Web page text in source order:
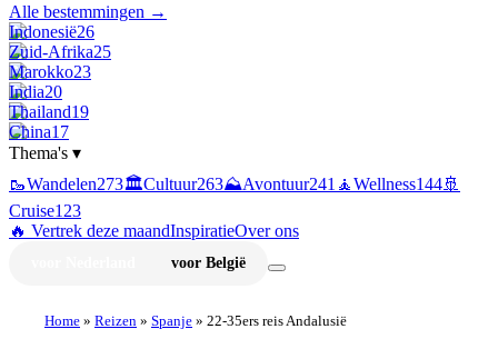
Alle bestemmingen →
Indonesië26
Zuid-Afrika25
Marokko23
India20
Thailand19
China17
Thema's ▾
🥾Wandelen273🏛️Cultuur263⛰️Avontuur241 🧘Wellness144🚢
Cruise123
🔥 Vertrek deze maandInspiratieOver ons
voor België
Home » Reizen » Spanje » 22-35ers reis Andalusië